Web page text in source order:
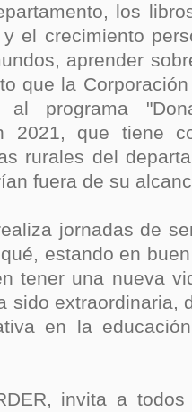
aportaron dignidad a las
fortalece la
/ Dosquebradas fortalece
personas
fue inmovilizado un
ponen en máxima alerta al
MENDEZ ( MIAMI )
los
el crecimiento
aprender
que la
al programa
2021, que tiene
rurales del
fuera de su
jornadas de
estando en
tener una nueva
sido extraordinaria,
en la
invita a